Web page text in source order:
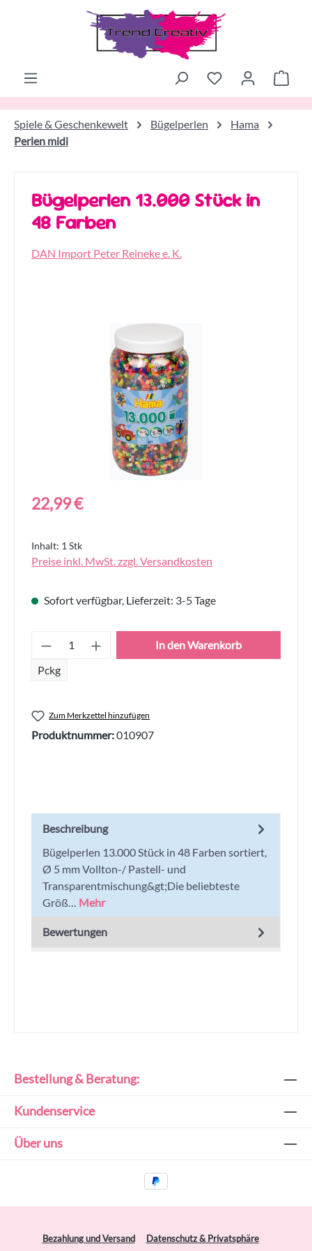
Zum Hauptinhalt springen
Spiele & Geschenkewelt Bügelperlen
Hama
Perlen midi
Bügelperlen 13.000 Stück in
48 Farben
DAN Import Peter Reineke e. K.
Bildergalerie überspringen
Regulärer Preis:
22,99 €
Inhalt: 1 Stk
Preise inkl. MwSt. zzgl. Versandkosten
Sofort verfügbar, Lieferzeit: 3-5 Tage
Produkt Anzahl: Gib den gewünschten
Pckg
In den Warenkorb
Zum Merkzettel hinzufügen
Produktnummer:010907
Beschreibung
Bügelperlen 13.000 Stück in 48 Farben sortiert,
Ø 5 mm Vollton-/ Pastell- und
Transparentmischung&gt;Die beliebteste
Größ… Mehr
Bewertungen
Bestellung & Beratung:
Kundenservice
Über uns
Bezahlung und Versand Datenschutz & Privatsphäre